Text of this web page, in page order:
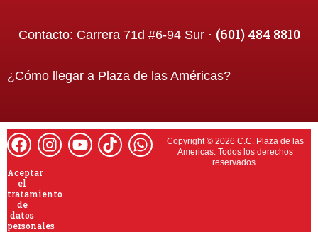
Contacto: Carrera 71d #6-94 Sur · (601) 484 8810
¿Cómo llegar a Plaza de las Américas?
Copyright © 2026 C.C. Plaza de las
Americas. Todos los derechos
reservados.
Aceptar
el
tratamiento
de
datos
personales